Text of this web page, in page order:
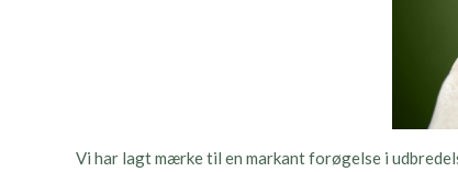
Vi har lagt mærke til en markant forøgelse i